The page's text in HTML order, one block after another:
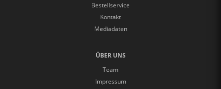
Bestellservice
Kontakt
Mediadaten
ÜBER UNS
Team
Impressum